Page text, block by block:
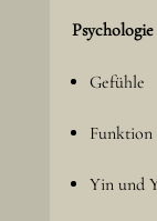
Gefühle
Funktion
Yin und